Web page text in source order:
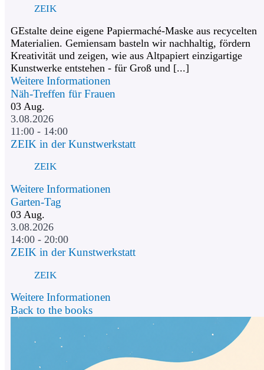
ZEIK
GEstalte deine eigene Papiermaché-Maske aus recycelten
Materialien. Gemiensam basteln wir nachhaltig, fördern
Kreativität und zeigen, wie aus Altpapiert einzigartige
Kunstwerke entstehen - für Groß und [...]
Weitere Informationen
Näh-Treffen für Frauen
03 Aug.
3.08.2026
11:00 - 14:00
ZEIK in der Kunstwerkstatt
ZEIK
Weitere Informationen
Garten-Tag
03 Aug.
3.08.2026
14:00 - 20:00
ZEIK in der Kunstwerkstatt
ZEIK
Weitere Informationen
Back to the books